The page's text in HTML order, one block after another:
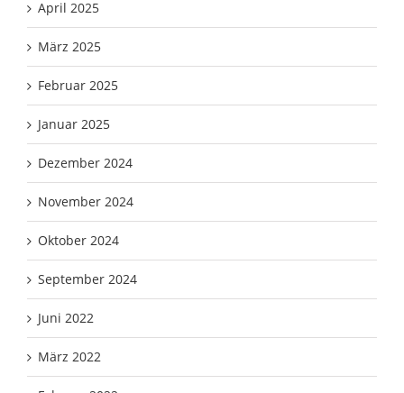
April 2025
März 2025
Februar 2025
Januar 2025
Dezember 2024
November 2024
Oktober 2024
September 2024
Juni 2022
März 2022